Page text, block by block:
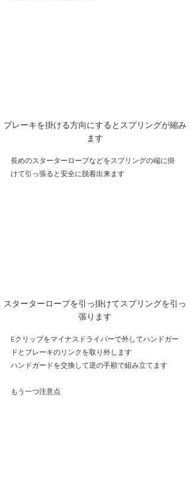
ブレーキを掛ける方向にするとスプリングが縮み
ます
長めのスターターロープなどをスプリングの端に掛
けて引っ張ると安全に脱着出来ます
スターターロープを引っ掛けてスプリングを引っ
張ります
Eクリップをマイナスドライバーで外してハンドガー
ドとブレーキのリンクを取り外します
ハンドガードを交換して逆の手順で組み立てます
もう一つ注意点